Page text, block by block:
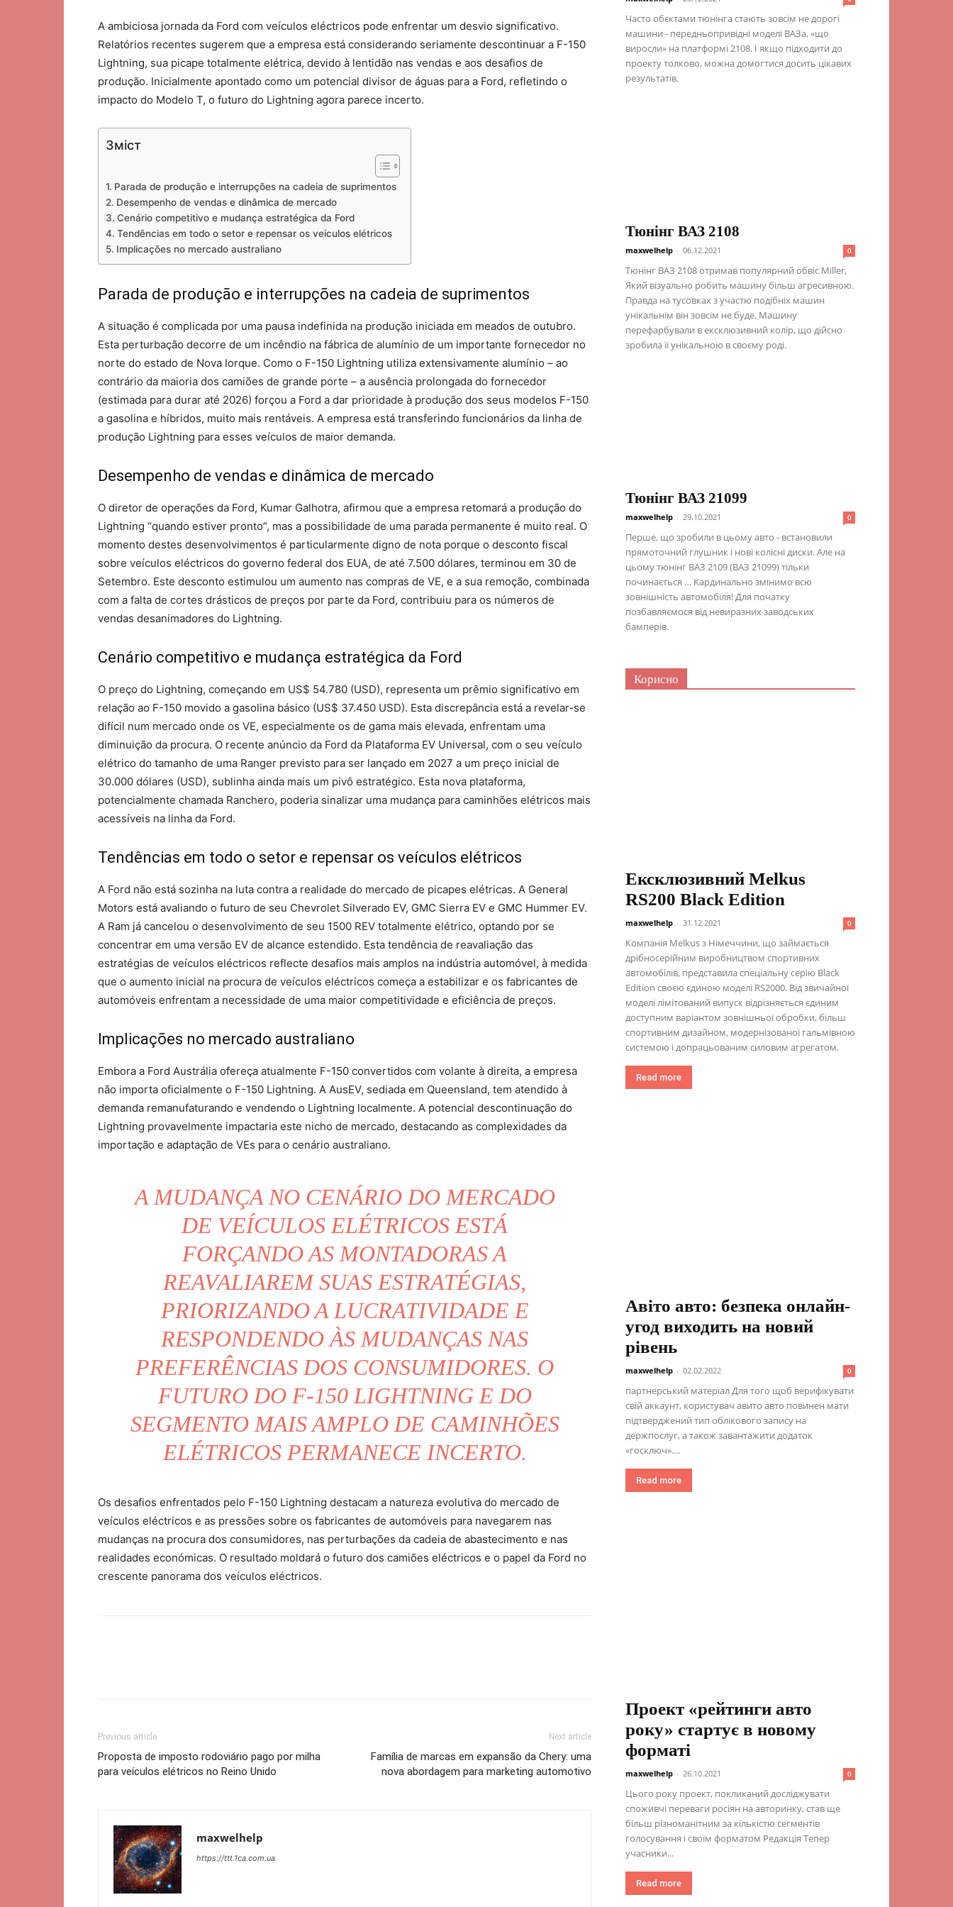
A ambiciosa jornada da Ford com veículos eléctricos pode enfrentar um desvio significativo.
Relatórios recentes sugerem que a empresa está considerando seriamente descontinuar a F-150
Lightning, sua picape totalmente elétrica, devido à lentidão nas vendas e aos desafios de
produção. Inicialmente apontado como um potencial divisor de águas para a Ford, refletindo o
impacto do Modelo T, o futuro do Lightning agora parece incerto.
Зміст
Parada de produção e interrupções na cadeia de suprimentos
Desempenho de vendas e dinâmica de mercado
Cenário competitivo e mudança estratégica da Ford
Tendências em todo o setor e repensar os veículos elétricos
Implicações no mercado australiano
Parada de produção e interrupções na cadeia de suprimentos
A situação é complicada por uma pausa indefinida na produção iniciada em meados de outubro.
Esta perturbação decorre de um incêndio na fábrica de alumínio de um importante fornecedor no
norte do estado de Nova Iorque. Como o F-150 Lightning utiliza extensivamente alumínio – ao
contrário da maioria dos camiões de grande porte – a ausência prolongada do fornecedor
(estimada para durar até 2026) forçou a Ford a dar prioridade à produção dos seus modelos F-150
a gasolina e híbridos, muito mais rentáveis. A empresa está transferindo funcionários da linha de
produção Lightning para esses veículos de maior demanda.
Desempenho de vendas e dinâmica de mercado
O diretor de operações da Ford, Kumar Galhotra, afirmou que a empresa retomará a produção do
Lightning “quando estiver pronto”, mas a possibilidade de uma parada permanente é muito real. O
momento destes desenvolvimentos é particularmente digno de nota porque o desconto fiscal
sobre veículos eléctricos do governo federal dos EUA, de até 7.500 dólares, terminou em 30 de
Setembro. Este desconto estimulou um aumento nas compras de VE, e a sua remoção, combinada
com a falta de cortes drásticos de preços por parte da Ford, contribuiu para os números de
vendas desanimadores do Lightning.
Cenário competitivo e mudança estratégica da Ford
O preço do Lightning, começando em US$ 54.780 (USD), representa um prêmio significativo em
relação ao F-150 movido a gasolina básico (US$ 37.450 USD). Esta discrepância está a revelar-se
difícil num mercado onde os VE, especialmente os de gama mais elevada, enfrentam uma
diminuição da procura. O recente anúncio da Ford da Plataforma EV Universal, com o seu veículo
elétrico do tamanho de uma Ranger previsto para ser lançado em 2027 a um preço inicial de
30.000 dólares (USD), sublinha ainda mais um pivô estratégico. Esta nova plataforma,
potencialmente chamada Ranchero, poderia sinalizar uma mudança para caminhões elétricos mais
acessíveis na linha da Ford.
Tendências em todo o setor e repensar os veículos elétricos
A Ford não está sozinha na luta contra a realidade do mercado de picapes elétricas. A General
Motors está avaliando o futuro de seu Chevrolet Silverado EV, GMC Sierra EV e GMC Hummer EV.
A Ram já cancelou o desenvolvimento de seu 1500 REV totalmente elétrico, optando por se
concentrar em uma versão EV de alcance estendido. Esta tendência de reavaliação das
estratégias de veículos eléctricos reflecte desafios mais amplos na indústria automóvel, à medida
que o aumento inicial na procura de veículos eléctricos começa a estabilizar e os fabricantes de
automóveis enfrentam a necessidade de uma maior competitividade e eficiência de preços.
Implicações no mercado australiano
Embora a Ford Austrália ofereça atualmente F-150 convertidos com volante à direita, a empresa
não importa oficialmente o F-150 Lightning. A AusEV, sediada em Queensland, tem atendido à
demanda remanufaturando e vendendo o Lightning localmente. A potencial descontinuação do
Lightning provavelmente impactaria este nicho de mercado, destacando as complexidades da
importação e adaptação de VEs para o cenário australiano.
A MUDANÇA NO CENÁRIO DO MERCADO
DE VEÍCULOS ELÉTRICOS ESTÁ
FORÇANDO AS MONTADORAS A
REAVALIAREM SUAS ESTRATÉGIAS,
PRIORIZANDO A LUCRATIVIDADE E
RESPONDENDO ÀS MUDANÇAS NAS
PREFERÊNCIAS DOS CONSUMIDORES. O
FUTURO DO F-150 LIGHTNING E DO
SEGMENTO MAIS AMPLO DE CAMINHÕES
ELÉTRICOS PERMANECE INCERTO.
Os desafios enfrentados pelo F-150 Lightning destacam a natureza evolutiva do mercado de
veículos eléctricos e as pressões sobre os fabricantes de automóveis para navegarem nas
mudanças na procura dos consumidores, nas perturbações da cadeia de abastecimento e nas
realidades económicas. O resultado moldará o futuro dos camiões eléctricos e o papel da Ford no
crescente panorama dos veículos eléctricos.
Previous article
Proposta de imposto rodoviário pago por milha
para veículos elétricos no Reino Unido
Next article
Família de marcas em expansão da Chery: uma
nova abordagem para marketing automotivo
maxwelhelp
https://ttt.1ca.com.ua
Часто обєктами тюнінга стають зовсім не дорогі
машини - передньопривідні моделі ВАЗа, «що
виросли» на платформі 2108. І якщо підходити до
проекту толково, можна домогтися досить цікавих
результатів.
Тюнінг ВАЗ 2108
maxwelhelp - 06.12.2021 0
Тюнінг ВАЗ 2108 отримав популярний обвіс Miller,
Який візуально робить машину більш агресивною.
Правда на тусовках з участю подібніх машин
унікальнім він зовсім не буде. Машину
перефарбували в ексклюзивний колір, що дійсно
зробила її унікальною в своєму роді.
Тюнінг ВАЗ 21099
maxwelhelp - 29.10.2021 0
Перше, що зробили в цьому авто - встановили
прямоточний глушник і нові колісні диски. Але на
цьому тюнінг ВАЗ 2109 (ВАЗ 21099) тільки
починається … Кардинально змінимо всю
зовнішність автомобіля! Для початку
позбавляємося від невиразних заводських
бамперів.
Корисно
Ексклюзивний Melkus
RS200 Black Edition
maxwelhelp - 31.12.2021 0
Компанія Melkus з Німеччини, що займається
дрібносерійним виробництвом спортивних
автомобілів, представила спеціальну серію Black
Edition своєю єдиною моделі RS2000. Від звичайної
моделі лімітований випуск відрізняється єдиним
доступним варіантом зовнішньої обробки, більш
спортивним дизайном, модернізованої гальмівною
системою і допрацьованим силовим агрегатом.
Read more
Авіто авто: безпека онлайн-
угод виходить на новий
рівень
maxwelhelp - 02.02.2022 0
партнерський матеріал Для того щоб верифікувати
свій аккаунт, користувач авито авто повинен мати
підтверджений тип облікового запису на
держпослуг, а також завантажити додаток
«госключ»....
Read more
Проект «рейтинги авто
року» стартує в новому
форматі
maxwelhelp - 26.10.2021 0
Цього року проект, покликаний досліджувати
споживчі переваги росіян на авторинку, став ще
більш різноманітним за кількістю сегментів
голосування і своїм форматом Редакція Тепер
учасники...
Read more